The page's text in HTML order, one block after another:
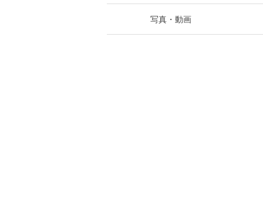
写真・動画